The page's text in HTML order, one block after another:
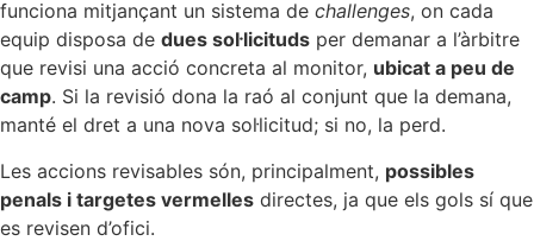
funciona mitjançant un sistema de challenges, on cada
equip disposa de dues sol·licituds per demanar a l’àrbitre
que revisi una acció concreta al monitor, ubicat a peu de
camp. Si la revisió dona la raó al conjunt que la demana,
manté el dret a una nova sol·licitud; si no, la perd.
Les accions revisables són, principalment, possibles
penals i targetes vermelles directes, ja que els gols sí que
es revisen d’ofici.